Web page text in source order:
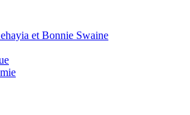
et Bonnie Swaine